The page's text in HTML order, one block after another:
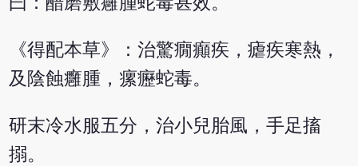
《得配本草》：治驚癇癲疾，瘧疾寒熱，
及陰蝕癰腫，瘰癧蛇毒。
研末冷水服五分，治小兒胎風，手足搐
搦。